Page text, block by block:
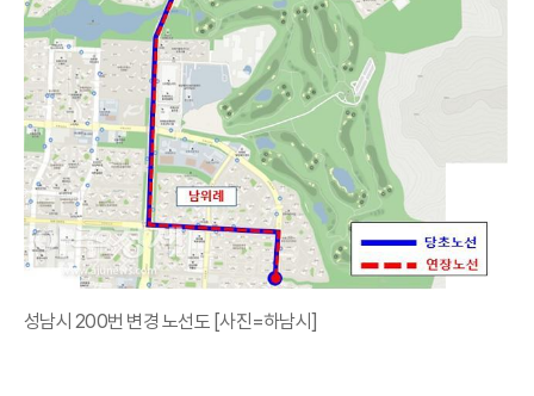
성남시 200번 변경 노선도 [사진=하남시]